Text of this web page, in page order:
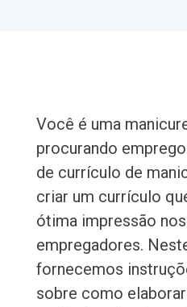
Você é uma
procurando
de currículo de
criar um currículo
ótima impressão
empregadores.
fornecemos
sobre como